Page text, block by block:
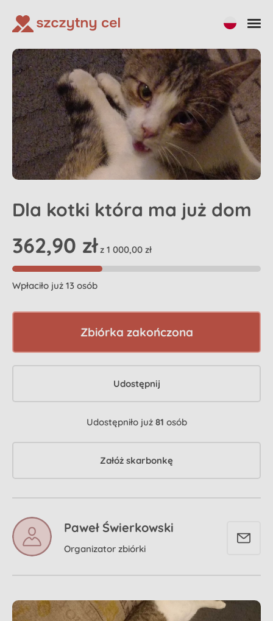
Dla kotki która ma już dom
362,90 zł z 1 000,00 zł
Wpłaciło już 13 osób
Zbiórka zakończona
Udostępnij
Udostępniło już 81 osób
Załóż skarbonkę
Paweł Świerkowski
Organizator zbiórki
Udostępnij